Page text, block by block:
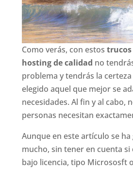
Como verás, con estos trucos
hosting de calidad no
problema y tendrás la
elegido aquel que mejor se
necesidades. Al fin y al cabo,
personas necesitan
Aunque en este artículo se
mucho, sin tener en cuenta
bajo licencia, tipo Micrososft